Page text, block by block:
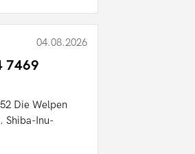
04.08.2026
7469
Die Welpen
Shiba-Inu-